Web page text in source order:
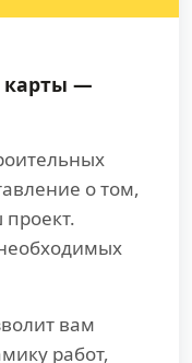
карты —
о том,
проект.
вам
работ,